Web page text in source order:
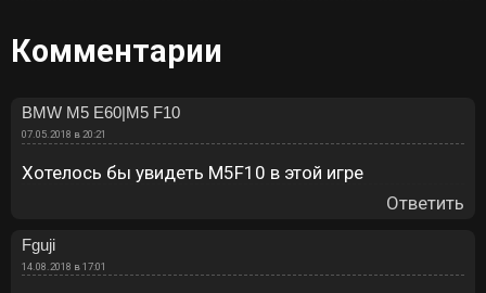
Комментарии
BMW M5 E60|M5 F10
07.05.2018 в 20:21
Хотелось бы увидеть M5F10 в этой игре
Ответить
Fguji
14.08.2018 в 17:01